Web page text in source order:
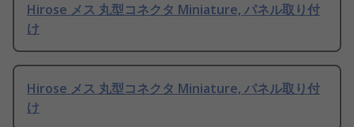
Hirose メス 丸型コネクタ Miniature, パネル取り付
け
Hirose メス 丸型コネクタ Miniature, パネル取り付
け